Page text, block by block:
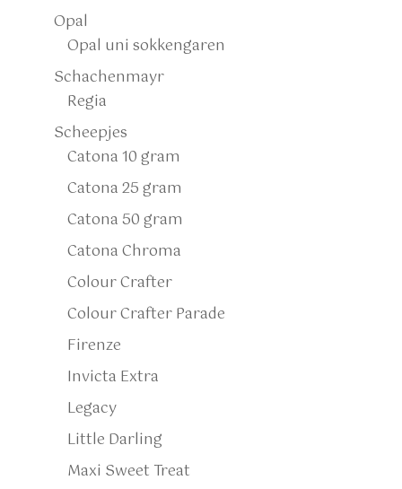
Opal
Opal uni sokkengaren
Schachenmayr
Regia
Scheepjes
Catona 10 gram
Catona 25 gram
Catona 50 gram
Catona Chroma
Colour Crafter
Colour Crafter Parade
Firenze
Invicta Extra
Legacy
Little Darling
Maxi Sweet Treat